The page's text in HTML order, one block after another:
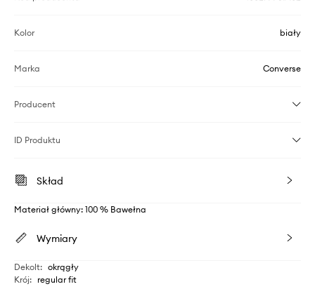
Kolor biały
Marka Converse
Producent
ID Produktu
Skład
Materiał główny: 100 % Bawełna
Wymiary
Dekolt: okrągły
Krój: regular fit